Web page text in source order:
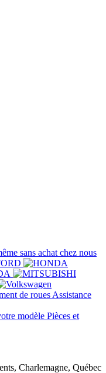
sans achat chez nous
de roues Assistance
modèle Pièces et
Charlemagne, Québec